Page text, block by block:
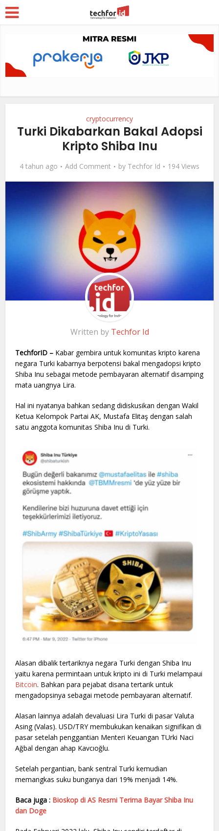
cryptocurrency
Turki Dikabarkan Bakal Adopsi
Kripto Shiba Inu
4 tahun ago Add Comment by Techfor Id 194 Views
Written by Techfor Id
TechforID – Kabar gembira untuk komunitas kripto karena
negara Turki kabarnya berpotensi bakal mengadopsi kripto
Shiba Inu sebagai metode pembayaran alternatif disamping
mata uangnya Lira.
Hal ini nyatanya bahkan sedang didiskusikan dengan Wakil
Ketua Kelompok Partai AK, Mustafa Elitaş dengan salah
satu anggota komunitas Shiba Inu di Turki.
Alasan dibalik tertariknya negara Turki dengan Shiba Inu
yaitu karena permintaan untuk kripto ini di Turki melampaui
Bitcoin. Bahkan para pejabat disana tertarik untuk
mengadopsinya sebagai metode pembayaran alternatif.
Alasan lainnya adalah devaluasi Lira Turki di pasar Valuta
Asing (Valas). USD/TRY membukukan kenaikan signifikan di
pasar setelah penggantian Menteri Keuangan TUrki Naci
Ağbal dengan ahap Kavcıoğlu.
Setelah pergantian, bank sentral Turki kemudian
memangkas suku bunganya dari 19% menjadi 14%.
Baca juga : Bioskop di AS Resmi Terima Bayar Shiba Inu
dan Doge